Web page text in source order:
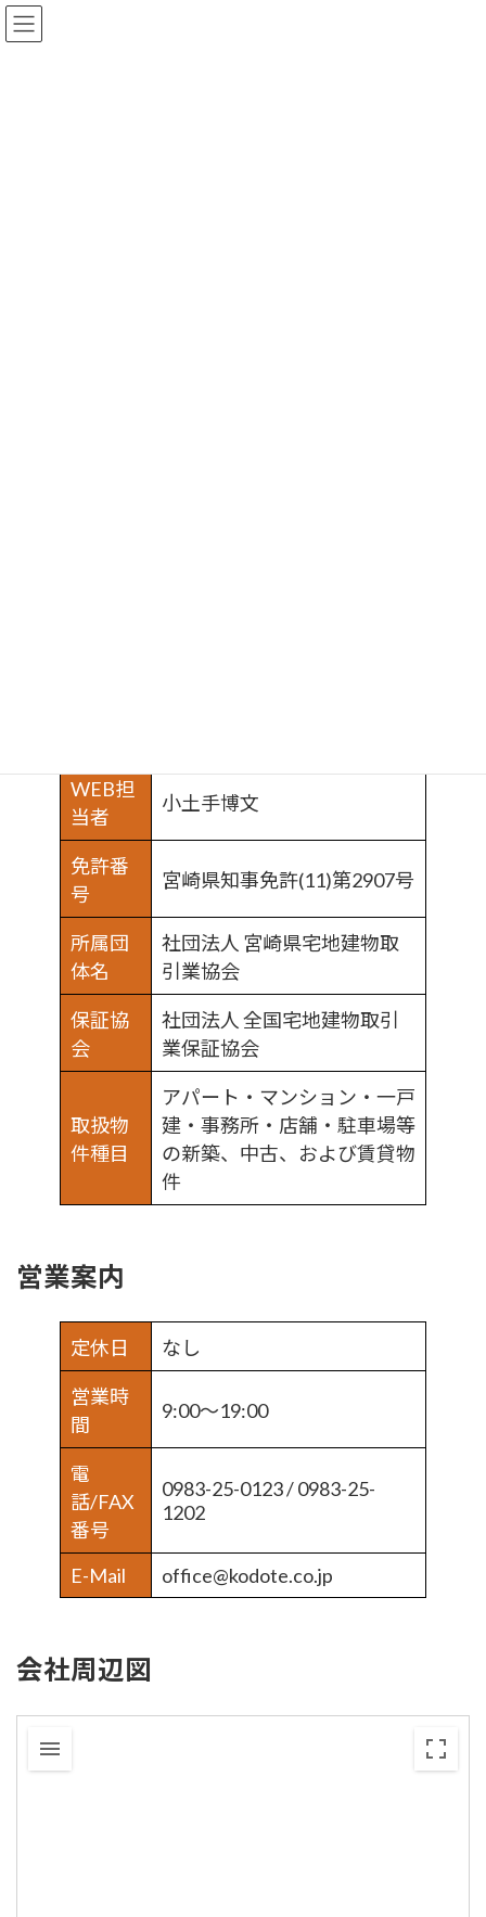
コ
ン
ナ
ビ
WEB担
当者
小土手博文
免許番
号
宮崎県知事免許(11)第2907号
所属団
体名
社団法人 宮崎県宅地建物取
引業協会
保証協
会
社団法人 全国宅地建物取引
業保証協会
取扱物
件種目
アパート・マンション・一戸
建・事務所・店舗・駐車場等
の新築、中古、および賃貸物
件
営業案内
定休日 なし
営業時
間
9:00～19:00
電
話/FAX
番号
0983-25-0123 / 0983-25-
1202
E-Mail office@kodote.co.jp
会社周辺図